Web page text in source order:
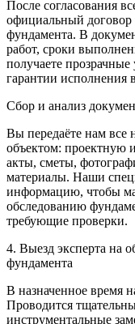
После согласования
официальный договор
фундамента. В
работ, сроки
получаете
гарантии исполнения
Сбор и анализ
Вы передаёте нам все
объектом: проектную
акты, сметы,
материалы. Наши
информацию, чтобы
обследованию
требующие проверки.
4. Выезд эксперта на
фундамента
В назначенное время
Проводится
инструментальные